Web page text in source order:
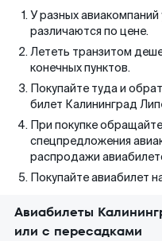
У разных авиакомпаний
различаются по цене.
Лететь транзитом
конечных пунктов.
Покупайте туда и
билет Калининград
При покупке
спецпредложения
распродажи
Покупайте авиабилет
Авиабилеты
или с пересадками